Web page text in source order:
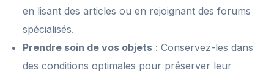
en lisant des articles ou en rejoignant des forums
spécialisés.
Prendre soin de vos objets : Conservez-les dans
des conditions optimales pour préserver leur